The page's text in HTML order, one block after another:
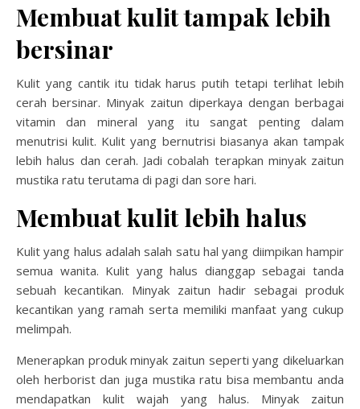
Membuat kulit tampak lebih
bersinar
Kulit yang cantik itu tidak harus putih tetapi terlihat lebih
cerah bersinar. Minyak zaitun diperkaya dengan berbagai
vitamin dan mineral yang itu sangat penting dalam
menutrisi kulit. Kulit yang bernutrisi biasanya akan tampak
lebih halus dan cerah. Jadi cobalah terapkan minyak zaitun
mustika ratu terutama di pagi dan sore hari.
Membuat kulit lebih halus
Kulit yang halus adalah salah satu hal yang diimpikan hampir
semua wanita. Kulit yang halus dianggap sebagai tanda
sebuah kecantikan. Minyak zaitun hadir sebagai produk
kecantikan yang ramah serta memiliki manfaat yang cukup
melimpah.
Menerapkan produk minyak zaitun seperti yang dikeluarkan
oleh herborist dan juga mustika ratu bisa membantu anda
mendapatkan kulit wajah yang halus. Minyak zaitun